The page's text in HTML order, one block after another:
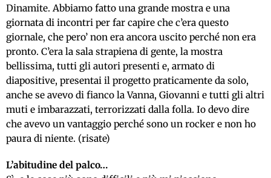
Dinamite. Abbiamo fatto una grande mostra e una
giornata di incontri per far capire che c’era questo
giornale, che pero’ non era ancora uscito perché non era
pronto. C’era la sala strapiena di gente, la mostra
bellissima, tutti gli autori presenti e, armato di
diapositive, presentai il progetto praticamente da solo,
anche se avevo di fianco la Vanna, Giovanni e tutti gli altri
muti e imbarazzati, terrorizzati dalla folla. Io devo dire
che avevo un vantaggio perché sono un rocker e non ho
paura di niente. (risate)
L’abitudine del palco…